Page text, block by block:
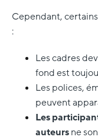
Cependant,
:
Les cadres
fond est
Les polices,
peuvent
Les
auteursne